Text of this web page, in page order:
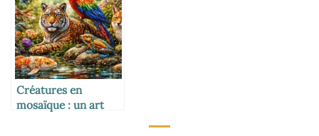
Créatures en
mosaïque : un art